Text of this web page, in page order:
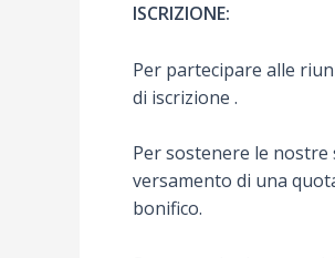
ISCRIZIONE:
Per partecipare alle
di iscrizione .
Per sostenere le
versamento di una
bonifico.